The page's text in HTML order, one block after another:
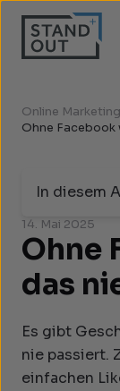
Online
Ohne
In diesem
14. Mai 2025
Ohne
das
Es gibt
nie passiert.
einfachen